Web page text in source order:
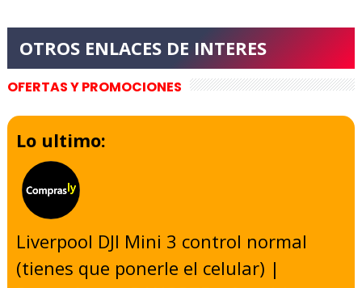
OFERTAS Y PROMOCIONES
Lo ultimo:
Liverpool DJI Mini 3 control normal
(tienes que ponerle el celular) |